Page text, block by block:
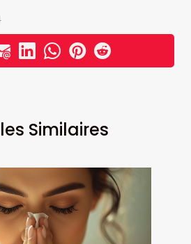
Similaires